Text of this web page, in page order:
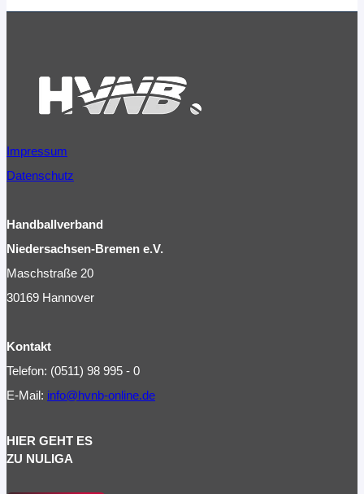
Impressum
Datenschutz
Handballverband
Niedersachsen-Bremen e.V.
Maschstraße 20
30169 Hannover
Kontakt
Telefon: (0511) 98 995 - 0
E-Mail: info@hvnb-online.de
HIER GEHT ES
ZU NULIGA